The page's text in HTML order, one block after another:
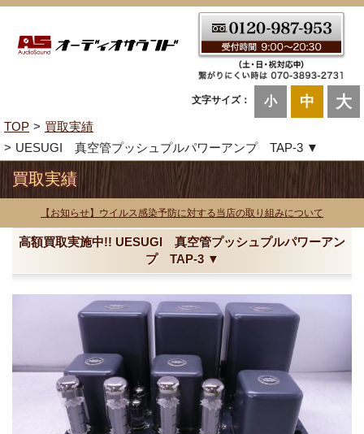
文字サイズ： 小 中 大
TOP
買取実績
UESUGI 真空管プッシュプルパワーアンプ TAP-3 ▼
買取実績
【お知らせ】ウイルス感染予防に対する当店の取り組みについて
高額買取実施中!! UESUGI 真空管プッシュプルパワーアン
プ TAP-3 ▼